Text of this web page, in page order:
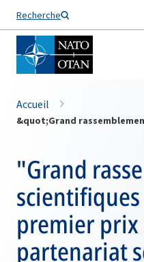
Recherche
Nom de famille*
Accueil
"Grand
premier prix
partenariat